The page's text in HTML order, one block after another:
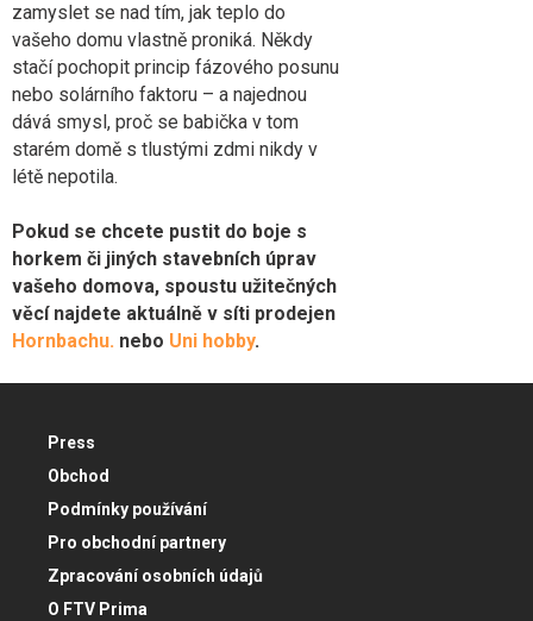
zamyslet se nad tím, jak teplo do
vašeho domu vlastně proniká. Někdy
stačí pochopit princip fázového posunu
nebo solárního faktoru – a najednou
dává smysl, proč se babička v tom
starém domě s tlustými zdmi nikdy v
létě nepotila.
Pokud se chcete pustit do boje s
horkem či jiných stavebních úprav
vašeho domova, spoustu užitečných
věcí najdete aktuálně v síti prodejen
Hornbachu. nebo Uni hobby.
Press
Obchod
Podmínky používání
Pro obchodní partnery
Zpracování osobních údajů
O FTV Prima